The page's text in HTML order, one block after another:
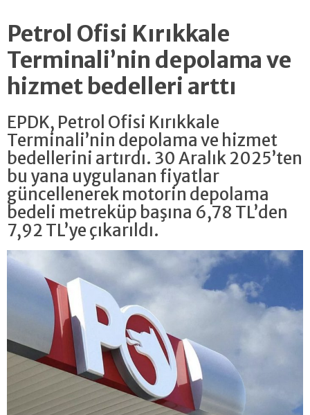
Petrol Ofisi Kırıkkale
Terminali’nin depolama ve
hizmet bedelleri arttı
EPDK, Petrol Ofisi Kırıkkale
Terminali’nin depolama ve hizmet
bedellerini artırdı. 30 Aralık 2025’ten
bu yana uygulanan fiyatlar
güncellenerek motorin depolama
bedeli metreküp başına 6,78 TL’den
7,92 TL’ye çıkarıldı.